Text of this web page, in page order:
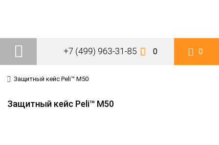
+7 (499) 963-31-85 0 0
Защитный кейс Peli™ M50
Защитный кейс Peli™ M50